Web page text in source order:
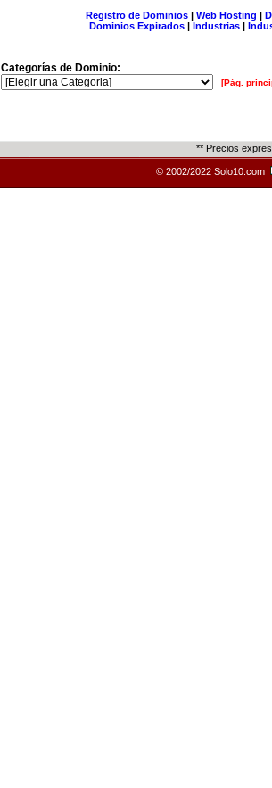
Registro de Dominios| Web Hosting |
Dominios Expirados | Industrias |
Categorías de Dominio:
[Pág.
** Precios
© 2002/2022 Solo10.com